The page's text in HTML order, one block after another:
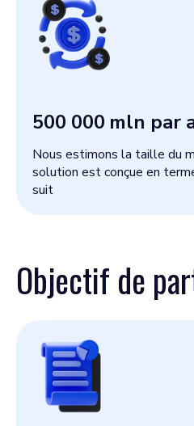
500 000 mln par
Nous estimons la taille du
solution est conçue en
suit
Objectif de